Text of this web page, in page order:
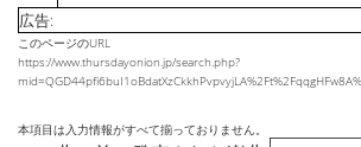
広告:
このページのURL
https://www.thursdayonion.jp/search.php?
本項目は入力情報がすべて揃っておりません。